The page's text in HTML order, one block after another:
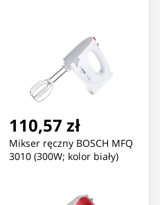
110,57 zł
Mikser ręczny BOSCH MFQ
3010 (300W; kolor biały)